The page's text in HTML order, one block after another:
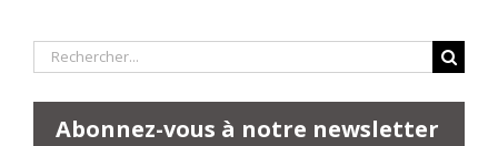
Rechercher:
Abonnez-vous à notre newsletter